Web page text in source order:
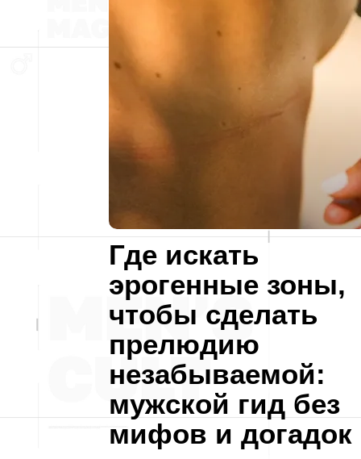
Где искать
эрогенные зоны,
чтобы сделать
прелюдию
незабываемой:
мужской гид без
мифов и догадок